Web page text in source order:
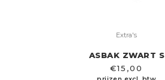
Extra's
ASBAK ZWART S
€15,00